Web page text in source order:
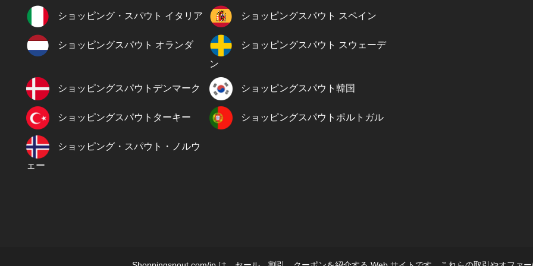
ショッピング・スパウト イタリア ショッピングスパウト スペイン
ショッピングスパウト オランダ
ショッピングスパウト スウェーデ
ン
ショッピングスパウトデンマーク ショッピングスパウト韓国
ショッピングスパウトターキー ショッピングスパウトポルトガル
ショッピング・スパウト・ノルウ
ェー